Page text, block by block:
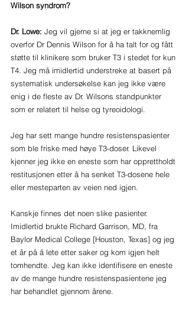
Wilson syndrom?
Dr. Lowe: Jeg vil gjerne si at jeg er takknemlig
overfor Dr Dennis Wilson for å ha talt for og fått
støtte til klinikere som bruker T3 i stedet for kun
T4. Jeg må imidlertid understreke at basert på
systematisk undersøkelse kan jeg ikke være
enig i de fleste av Dr. Wilsons standpunkter
som er relatert til helse og tyreoidologi.
Jeg har sett mange hundre resistenspasienter
som ble friske med høye T3-doser. Likevel
kjenner jeg ikke en eneste som har opprettholdt
restitusjonen etter å ha senket T3-dosene hele
eller mesteparten av veien ned igjen.
Kanskje finnes det noen slike pasienter.
Imidlertid brukte Richard Garrison, MD, fra
Baylor Medical College [Houston, Texas] og jeg
et år på å lete etter saker og kom igjen helt
tomhendte. Jeg kan ikke identifisere en eneste
av de mange hundre resistenspasientene jeg
har behandlet gjennom årene.